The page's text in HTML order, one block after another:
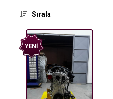
Sırala
YENI